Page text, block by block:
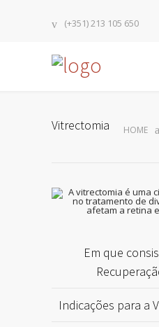
(+351) 213 105 650
Vitrectomia HOME
Em que
Indicações para a